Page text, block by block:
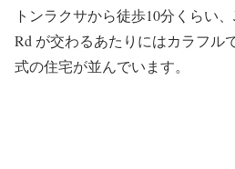
トンラクサから徒歩10分くらい
Rd が交わるあたりにはカラフル
式の住宅が並んでいます。